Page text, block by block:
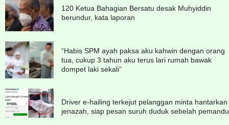
120 Ketua Bahagian Bersatu desak Muhyiddin
berundur, kata laporan
“Habis SPM ayah paksa aku kahwin dengan orang
tua, cukup 3 tahun aku terus lari rumah bawak
dompet laki sekali”
Driver e-hailing terkejut pelanggan minta hantarkan
jenazah, siap pesan suruh duduk sebelah pemandu